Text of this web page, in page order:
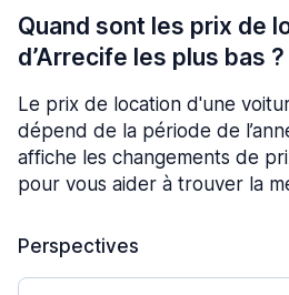
Quand sont les prix de
d’Arrecife les plus bas ?
Le prix de location d'une
dépend de la période de
affiche les changements de
pour vous aider à trouver la
Perspectives